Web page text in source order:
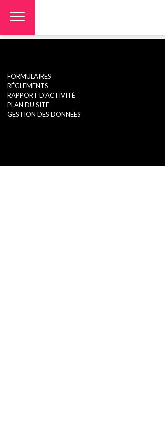
Rapport Ethos - exercice droits vote CH -
FORMULAIRES
RÉGLEMENTS
RAPPORT D'ACTIVITÉ
PLAN DU SITE
GESTION DES DONNÉES